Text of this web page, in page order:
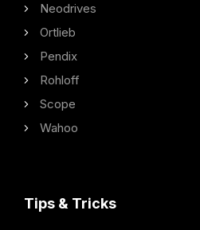
Neodrives
Ortlieb
Pendix
Rohloff
Scope
Wahoo
Tips & Tricks